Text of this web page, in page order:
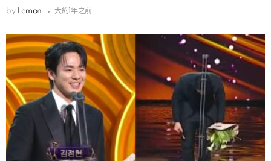
by Lemon 大約1年之前